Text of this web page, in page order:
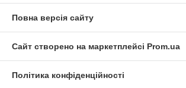
Повна версія сайту
Сайт створено на маркетплейсі Prom.ua
Політика конфіденційності